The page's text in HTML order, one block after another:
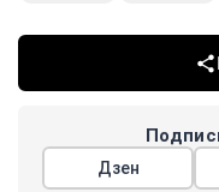
Дзен